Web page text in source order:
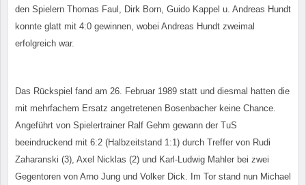
den Spielern Thomas Faul, Dirk Born, Guido Kappel u. Andreas Hundt
konnte glatt mit 4:0 gewinnen, wobei Andreas Hundt zweimal
erfolgreich war.
Das Rückspiel fand am 26. Februar 1989 statt und diesmal hatten die
mit mehrfachem Ersatz angetretenen Bosenbacher keine Chance.
Angeführt von Spielertrainer Ralf Gehm gewann der TuS
beeindruckend mit 6:2 (Halbzeitstand 1:1) durch Treffer von Rudi
Zaharanski (3), Axel Nicklas (2) und Karl-Ludwig Mahler bei zwei
Gegentoren von Arno Jung und Volker Dick. Im Tor stand nun Michael